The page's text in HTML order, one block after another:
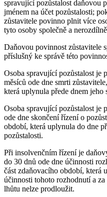
spravující pozůstalost daňovou
jménem na účet pozůstalosti;
zůstavitele povinno plnit více
tyto osoby společně a
Daňovou povinnost zůstavitele
příslušný ke správě této
Osoba spravující pozůstalost je
měsíců ode dne smrti
která uplynula přede dnem
Osoba spravující pozůstalost je
ode dne skončení řízení o
období, která uplynula do dne
pozůstalosti.
Při insolvenčním řízení je
do 30 dnů ode dne účinnosti
část zdaňovacího období, která
účinnosti tohoto rozhodnutí a
lhůtu nelze prodloužit.